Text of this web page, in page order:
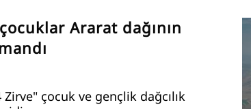
Ararat dağının
Zirve" çocuk ve gençlik dağcılık